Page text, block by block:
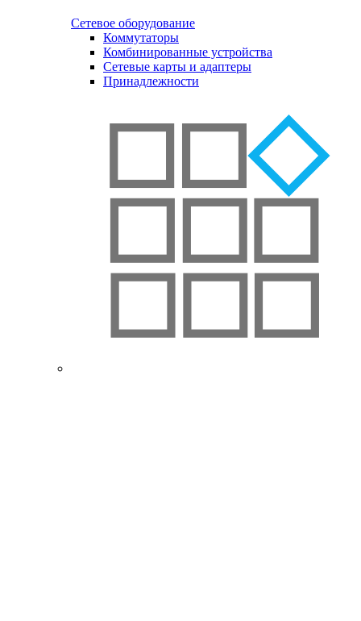
Сетевое оборудование
Коммутаторы
Комбинированные устройства
Сетевые карты и адаптеры
Принадлежности